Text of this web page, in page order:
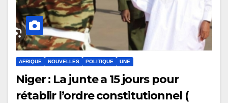
AFRIQUE NOUVELLES POLITIQUE UNE
Niger : La junte a 15 jours pour
rétablir l’ordre constitutionnel (